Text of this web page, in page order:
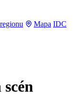
Mapa IDC